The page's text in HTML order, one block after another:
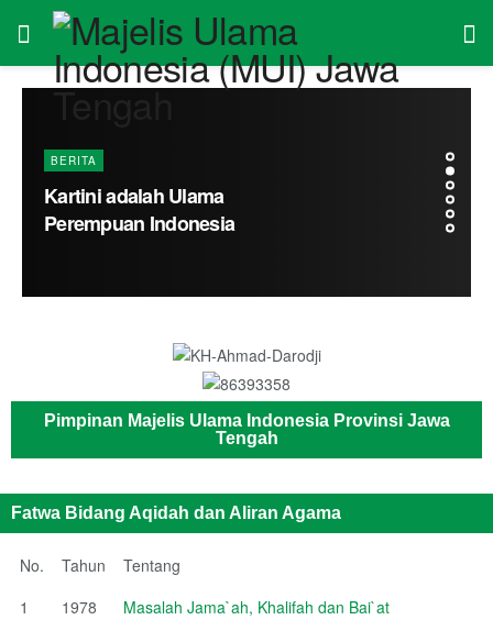
Pimpinan Majelis Ulama Indonesia Provinsi Jawa
Tengah
Fatwa Bidang Aqidah dan Aliran Agama
No. Tahun
Tentang
1
1978
Masalah Jama`ah, Khalifah dan Bai`at